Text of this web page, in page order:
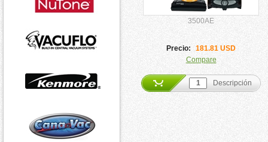
3500AE
Precio:
181.81 USD
Compare
Descripción